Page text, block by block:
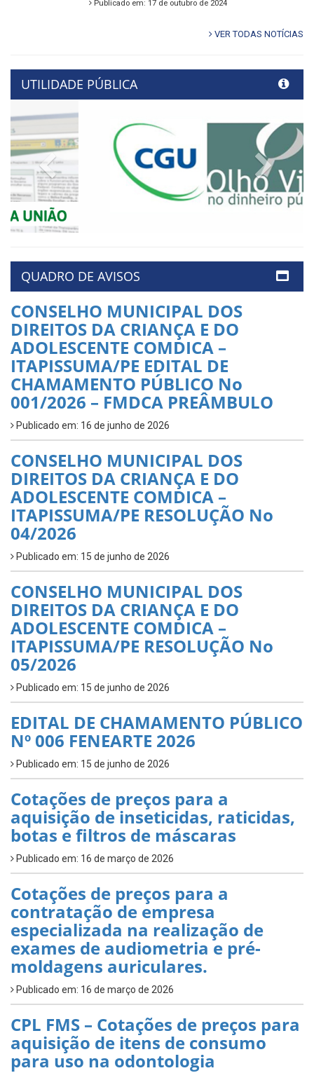
Publicado em: 17 de outubro de 2024
VER TODAS NOTÍCIAS
UTILIDADE PÚBLICA
Previous Next
QUADRO DE AVISOS
CONSELHO MUNICIPAL DOS
DIREITOS DA CRIANÇA E DO
ADOLESCENTE COMDICA –
ITAPISSUMA/PE EDITAL DE
CHAMAMENTO PÚBLICO No
001/2026 – FMDCA PREÂMBULO
Publicado em: 16 de junho de 2026
CONSELHO MUNICIPAL DOS
DIREITOS DA CRIANÇA E DO
ADOLESCENTE COMDICA –
ITAPISSUMA/PE RESOLUÇÃO No
04/2026
Publicado em: 15 de junho de 2026
CONSELHO MUNICIPAL DOS
DIREITOS DA CRIANÇA E DO
ADOLESCENTE COMDICA –
ITAPISSUMA/PE RESOLUÇÃO No
05/2026
Publicado em: 15 de junho de 2026
EDITAL DE CHAMAMENTO PÚBLICO
Nº 006 FENEARTE 2026
Publicado em: 15 de junho de 2026
Cotações de preços para a
aquisição de inseticidas, raticidas,
botas e filtros de máscaras
Publicado em: 16 de março de 2026
Cotações de preços para a
contratação de empresa
especializada na realização de
exames de audiometria e pré-
moldagens auriculares.
Publicado em: 16 de março de 2026
CPL FMS – Cotações de preços para
aquisição de itens de consumo
para uso na odontologia